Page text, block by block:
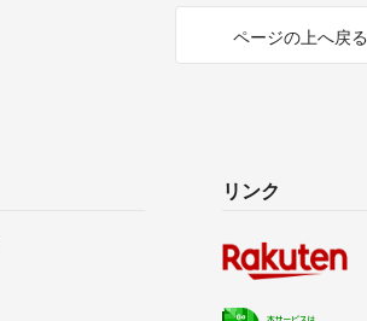
ページの上へ戻る
リンク